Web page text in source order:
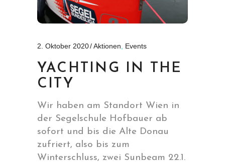
2. Oktober 2020 Aktionen Events
YACHTING IN THE
CITY
Wir haben am Standort Wien in
der Segelschule Hofbauer ab
sofort und bis die Alte Donau
zufriert, also bis zum
Winterschluss, zwei Sunbeam 22.1.